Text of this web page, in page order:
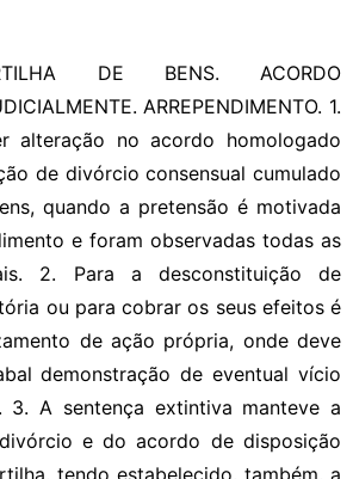
DE BENS. ACORDO
ARREPENDIMENTO. 1.
alteração no acordo homologado
de divórcio consensual cumulado
quando a pretensão é motivada
e foram observadas todas as
2. Para a desconstituição de
ou para cobrar os seus efeitos é
de ação própria, onde deve
demonstração de eventual vício
3. A sentença extintiva manteve a
e do acordo de disposição
tendo estabelecido, também, a